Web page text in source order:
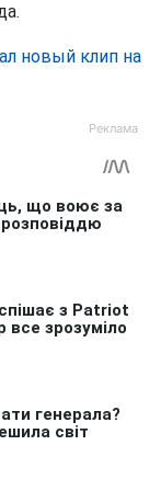
новый клип на